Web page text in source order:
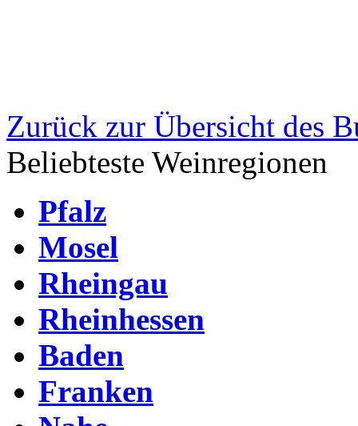
Zurück zur Übersicht des
Beliebteste Weinregionen
Pfalz
Mosel
Rheingau
Rheinhessen
Baden
Franken